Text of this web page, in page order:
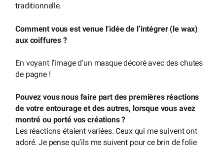
traditionnelle.
Comment vous est venue l’idée de l’intégrer (le wax)
aux coiffures ?
En voyant l’image d’un masque décoré avec des chutes
de pagne !
Pouvez vous nous faire part des premières réactions
de votre entourage et des autres, lorsque vous avez
montré ou porté vos créations ?
Les réactions étaient variées. Ceux qui me suivent ont
adoré. Je pense qu’ils me suivent pour ce brin de folie